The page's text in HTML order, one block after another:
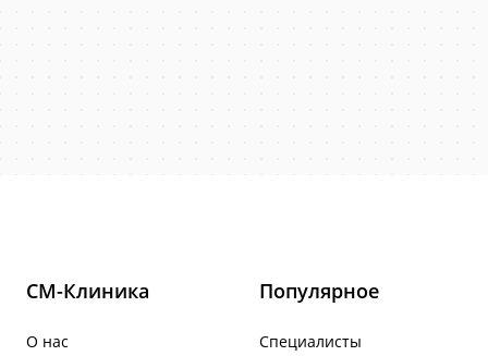
СМ-Клиника
О нас
Популярное
Специалисты